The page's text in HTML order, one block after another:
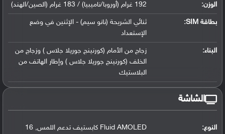
الوزن: 192 غرام (أوروبا/ناميبيا) / 183 غرام (الصين/الهند)
بطاقة SIM:
ثنائي الشريحة (نانو سيم) - الإثنين في وضع
الإستعداد
البناء:
زجاج من الأمام (كورنينج جوريلا جلاس ) وزجاج من
الخلف (كورنينج جوريلا جلاس ) وإطار الهاتف من
البلاستيك
الشاشة
النوع:
Fluid AMOLED كابستيف تدعم اللمس, 16